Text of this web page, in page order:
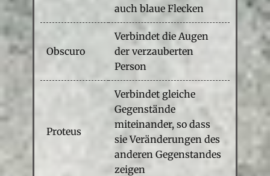
auch blaue Flecken
Obscuro
Verbindet die Augen
der verzauberten
Person
Proteus
Verbindet gleiche
Gegenstände
miteinander, so dass
sie Veränderungen des
anderen Gegenstandes
zeigen